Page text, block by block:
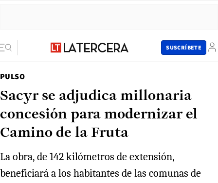
SUSCRÍBETE
PULSO
Sacyr se adjudica millonaria
concesión para modernizar el
Camino de la Fruta
La obra, de 142 kilómetros de extensión,
beneficiará a los habitantes de las comunas de